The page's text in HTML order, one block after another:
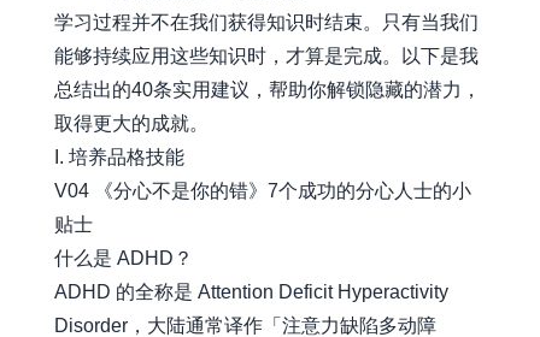
学习过程并不在我们获得知识时结束。只有当我们
能够持续应用这些知识时，才算是完成。以下是我
总结出的40条实用建议，帮助你解锁隐藏的潜力，
取得更大的成就。
I. 培养品格技能
V04 《分心不是你的错》7个成功的分心人士的小
贴士
什么是 ADHD？
ADHD 的全称是 Attention Deficit Hyperactivity
Disorder，大陆通常译作「注意力缺陷多动障